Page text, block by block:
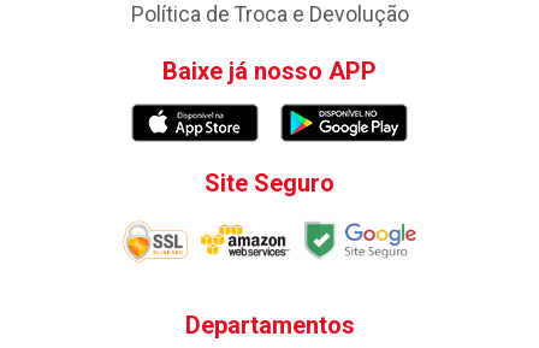
Política de Troca e Devolução
Baixe já nosso APP
Site Seguro
Departamentos